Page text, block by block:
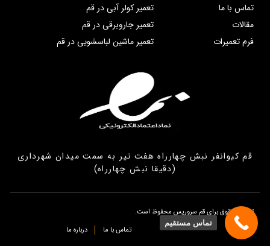
تماس با ما
مقالات
فرم تعمیرات
تعمیر کولر آبی در قم
تعمیر جاروبرقی در قم
تعمیر ماشین لباسشویی در قم
قم کیوانفر نبش چهارراه هفت تیر به سمت میدان شهرداری
(دقیقا نبش چهارراه)
تمامی حقوق برای قم سروریس محفوظ است.
تماس با ما
درباره ما
تماس مستقیم